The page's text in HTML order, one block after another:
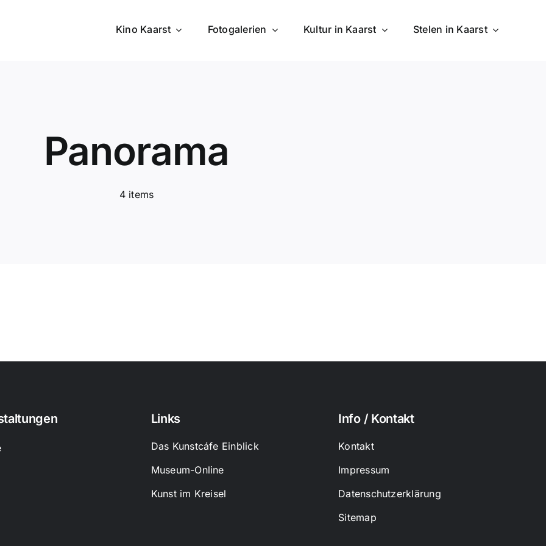
Kino Kaarst Fotogalerien Kultur in Kaarst Stelen in Kaarst
Panorama
4 items
Links
Das Kunstcáfe Einblick
Museum-Online
Kunst im Kreisel
Info / Kontakt
Kontakt
Impressum
Datenschutzerklärung
Sitemap